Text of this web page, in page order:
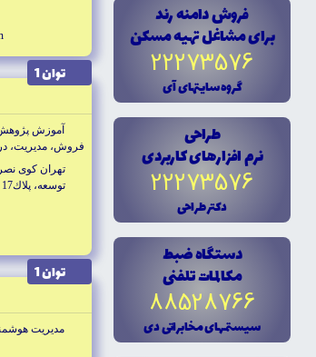
فروش دامنه رند
براى مشاغل تهيه مسکن
22273576
گروه سايتهاى آى
طراحى
نرم افزارهاى کاربردى
22273576
دکتر طراحى
دستگاه ضبط
مکالمات تلفنى
88528766
سيستمهاى مخابراتى دى
توان 1
فروش، مديريت،
تهران كوى
توسعه، پلاك17
توان 1
مديريت